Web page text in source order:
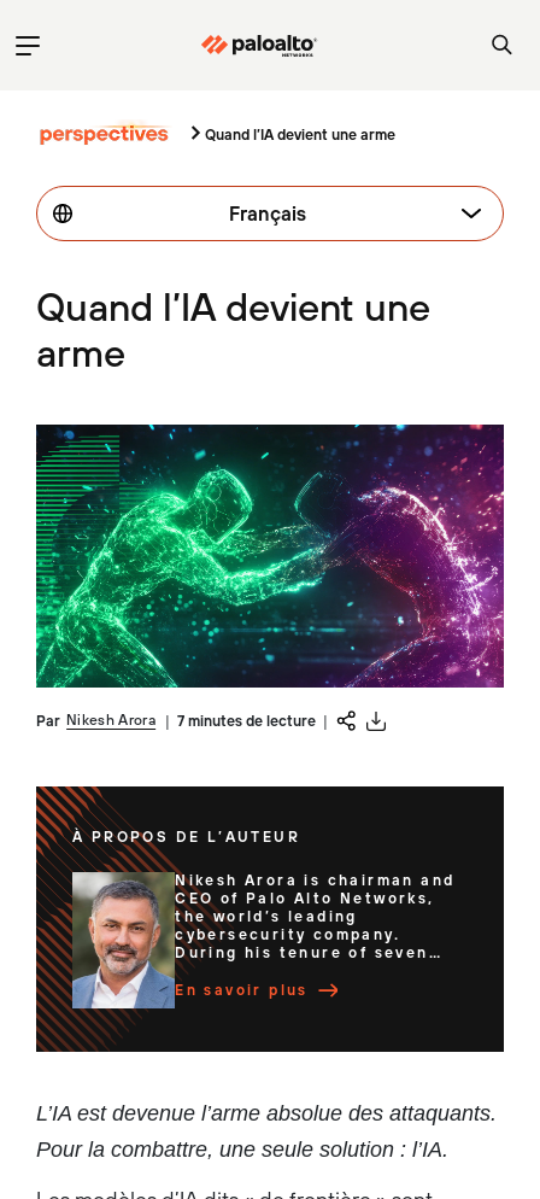
Quand l’IA devient une arme
Français
Quand l’IA devient une
arme
Par Nikesh Arora | 7 minutes de lecture|
À PROPOS DE L’AUTEUR
Nikesh Arora is chairman and
CEO of Palo Alto Networks,
the world’s leading
cybersecurity company.
During his tenure of seven
years, he has led the company
through a major
world. Before joining Palo
Arora served as president and
En savoir plus
L’IA est devenue l’arme absolue des attaquants.
Pour la combattre, une seule solution : l’IA.